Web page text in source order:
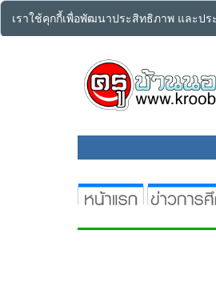
เราใช้คุกกี้เพื่อพัฒนาประสิทธิภาพ และป